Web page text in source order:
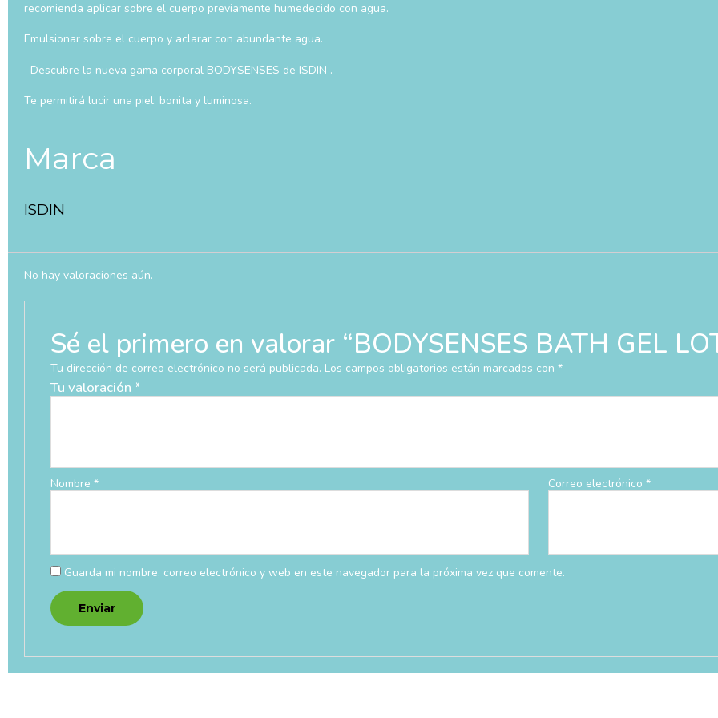
recomienda aplicar sobre el cuerpo previamente humedecido con agua.
Emulsionar sobre el cuerpo y aclarar con abundante agua.
Descubre la nueva gama corporal BODYSENSES de ISDIN .
Te permitirá lucir una piel: bonita y luminosa.
Marca
ISDIN
No hay valoraciones aún.
Sé el primero en valorar “BODYSENSES BATH GEL
Tu dirección de correo electrónico no será publicada. Los campos obligatorios están marcados con *
Tu valoración *
Nombre * Correo electrónico*
Guarda mi nombre, correo electrónico y web en este navegador para la próxima vez que comente.